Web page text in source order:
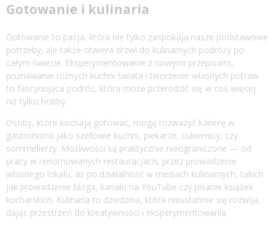
Gotowanie i kulinaria
Gotowanie to pasja, która nie tylko zaspokaja nasze podstawowe
potrzeby, ale także otwiera drzwi do kulinarnych podróży po
całym świecie. Eksperymentowanie z nowymi przepisami,
poznawanie różnych kuchni świata i tworzenie własnych potraw
to fascynująca podróż, która może przerodzić się w coś więcej
niż tylko hobby.
Osoby, które kochają gotować, mogą rozważyć karierę w
gastronomii jako szefowie kuchni, piekarze, cukiernicy, czy
sommelierzy. Możliwości są praktycznie nieograniczone — od
pracy w renomowanych restauracjach, przez prowadzenie
własnego lokalu, aż po działalność w mediach kulinarnych, takich
jak prowadzenie bloga, kanału na YouTube czy pisanie książek
kucharskich. Kulinaria to dziedzina, która nieustannie się rozwija,
dając przestrzeń do kreatywności i eksperymentowania.